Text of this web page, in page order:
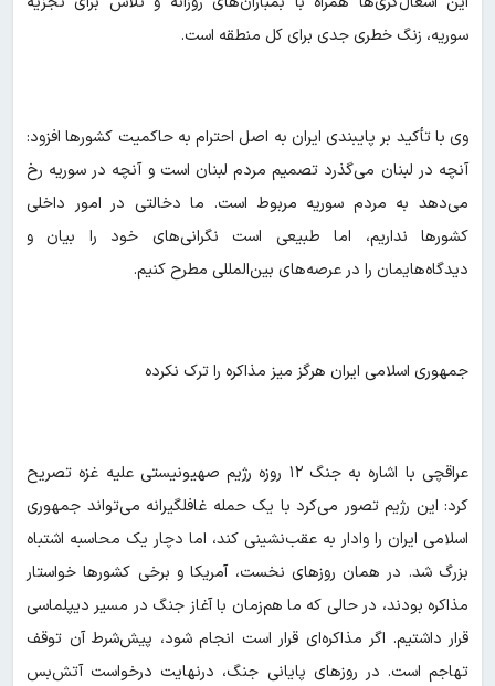
سوریه، زنگ خطری جدی برای کل منطقه است.
وی با تأکید بر پایبندی ایران به اصل احترام به حاکمیت کشورها افزود:
آنچه در لبنان می‌گذرد تصمیم مردم لبنان است و آنچه در سوریه رخ
می‌دهد به مردم سوریه مربوط است. ما دخالتی در امور داخلی
کشورها نداریم، اما طبیعی است نگرانی‌های خود را بیان و
دیدگاه‌هایمان را در عرصه‌های بین‌المللی مطرح کنیم.
جمهوری اسلامی ایران هرگز میز مذاکره را ترک نکرده
عراقچی با اشاره به جنگ ۱۲ روزه رژیم صهیونیستی علیه غزه تصریح
کرد: این رژیم تصور می‌کرد با یک حمله غافلگیرانه می‌تواند جمهوری
اسلامی ایران را وادار به عقب‌نشینی کند، اما دچار یک محاسبه اشتباه
بزرگ شد. در همان روزهای نخست، آمریکا و برخی کشورها خواستار
مذاکره بودند، در حالی که ما هم‌زمان با آغاز جنگ در مسیر دیپلماسی
قرار داشتیم. اگر مذاکره‌ای قرار است انجام شود، پیش‌شرط آن توقف
تهاجم است. در روزهای پایانی جنگ، درنهایت درخواست آتش‌بس